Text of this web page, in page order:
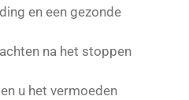
en een gezonde
na het stoppen
u het vermoeden